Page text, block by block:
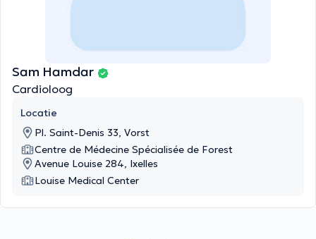
Sam Hamdar
Cardioloog
Locatie
Pl. Saint-Denis 33, Vorst
Centre de Médecine Spécialisée de Forest
Avenue Louise 284, Ixelles
Louise Medical Center